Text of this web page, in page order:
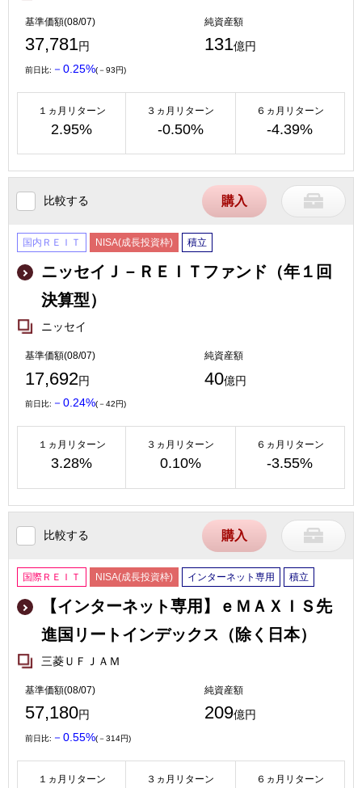
基準価額(08/07)
37,781円
純資産額
131億円
前日比: －0.25%(－93円)
１ヵ月リターン
2.95%
３ヵ月リターン
-0.50%
６ヵ月リターン
-4.39%
比較する 購入
国内ＲＥＩＴ NISA(成長投資枠) 積立
ニッセイＪ－ＲＥＩＴファンド（年１回
決算型）
ニッセイ
基準価額(08/07)
17,692円
純資産額
40億円
前日比: －0.24%(－42円)
１ヵ月リターン
3.28%
３ヵ月リターン
0.10%
６ヵ月リターン
-3.55%
比較する 購入
国際ＲＥＩＴ NISA(成長投資枠) インターネット専用 積立
【インターネット専用】ｅＭＡＸＩＳ先
進国リートインデックス（除く日本）
三菱ＵＦＪＡＭ
基準価額(08/07)
57,180円
純資産額
209億円
前日比: －0.55%(－314円)
１ヵ月リターン ３ヵ月リターン ６ヵ月リターン